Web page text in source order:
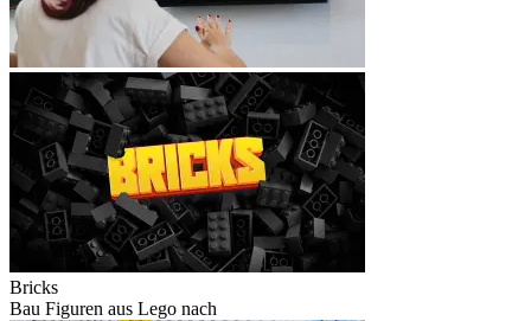
Bricks
Bau Figuren aus Lego nach